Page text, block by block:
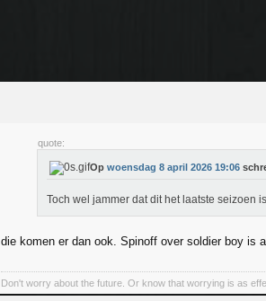
quote:
Op woensdag 8 april 2026 19:06
Toch wel jammer dat dit het laatste seizoen
die komen er dan ook. Spinoff over soldier boy is
Don't worry about the future. Or know that worrying is as